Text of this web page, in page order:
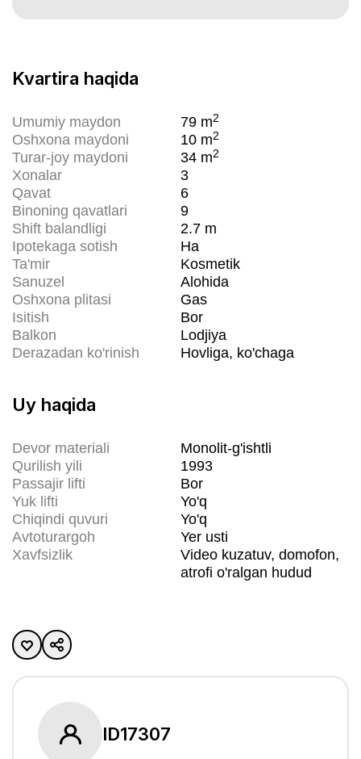
Kvartira haqida
Umumiy maydon 79 m2
Oshxona maydoni 10 m2
Turar-joy maydoni 34 m2
Xonalar
3
Qavat
6
Binoning qavatlari
9
Shift balandligi
2.7 m
Ipotekaga sotish
Ha
Ta'mir
Kosmetik
Sanuzel
Alohida
Oshxona plitasi
Gas
Isitish
Bor
Balkon
Lodjiya
Derazadan ko'rinish
Hovliga, ko'chaga
Uy haqida
Devor materiali
Monolit-g'ishtli
Qurilish yili
1993
Passajir lifti
Bor
Yuk lifti
Yo'q
Chiqindi quvuri
Yo'q
Avtoturargoh
Yer usti
Xavfsizlik
Video kuzatuv, domofon,
atrofi o'ralgan hudud
ID17307